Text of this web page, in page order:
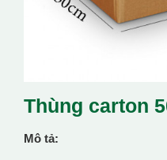
Thùng carton
Mô tả: